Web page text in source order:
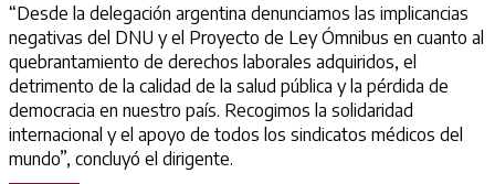
“Desde la delegación argentina denunciamos las implicancias
negativas del DNU y el Proyecto de Ley Ómnibus en cuanto al
quebrantamiento de derechos laborales adquiridos, el
detrimento de la calidad de la salud pública y la pérdida de
democracia en nuestro país. Recogimos la solidaridad
internacional y el apoyo de todos los sindicatos médicos del
mundo”, concluyó el dirigente.